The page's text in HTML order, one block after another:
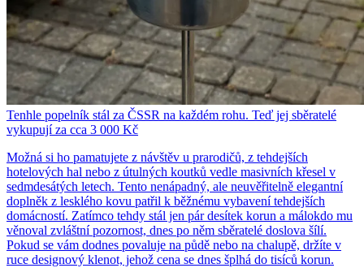
Tenhle popelník stál za ČSSR na každém rohu. Teď jej sběratelé
vykupují za cca 3 000 Kč
Možná si ho pamatujete z návštěv u prarodičů, z tehdejších
hotelových hal nebo z útulných koutků vedle masivních křesel v
sedmdesátých letech. Tento nenápadný, ale neuvěřitelně elegantní
doplněk z lesklého kovu patřil k běžnému vybavení tehdejších
domácností. Zatímco tehdy stál jen pár desítek korun a málokdo mu
věnoval zvláštní pozornost, dnes po něm sběratelé doslova šílí.
Pokud se vám dodnes povaluje na půdě nebo na chalupě, držíte v
ruce designový klenot, jehož cena se dnes šplhá do tisíců korun.